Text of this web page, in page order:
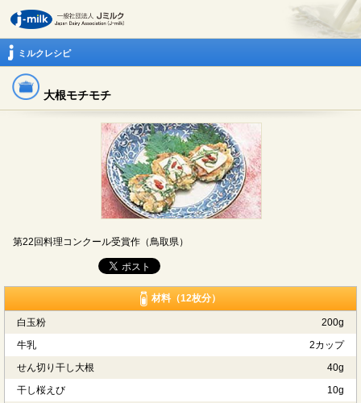
ミルクレシピ
大根モチモチ
第22回料理コンクール受賞作（鳥取県）
材料（12枚分）
白玉粉
200g
牛乳
2カップ
せん切り干し大根
40g
干し桜えび
10g